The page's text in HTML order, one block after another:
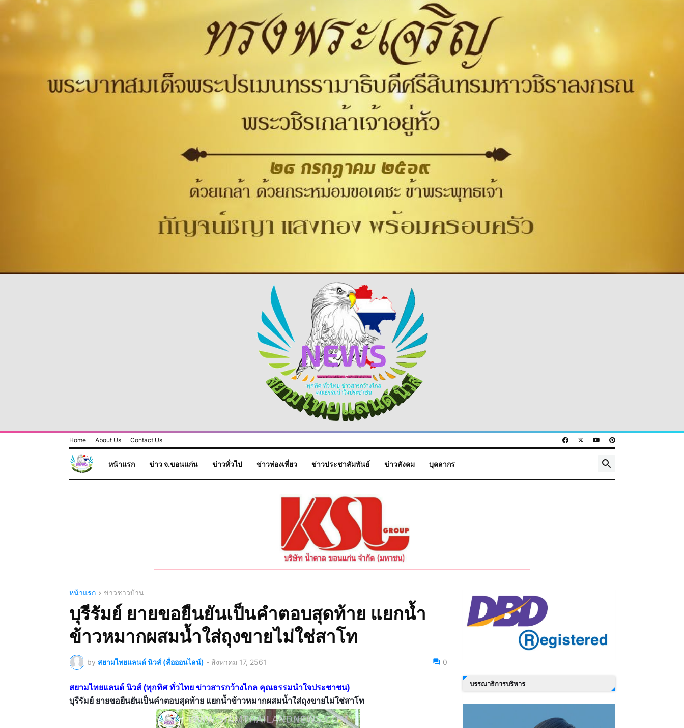
Home About Us Contact Us
หน้าแรก ข่าว จ.ขอนแก่น ข่าวทั่วไป ข่าวท่องเที่ยว ข่าวประชาสัมพันธ์ ข่าวสังคม บุคลากร
หน้าแรก ข่าวชาวบ้าน
บุรีรัมย์ ยายขอยืนยันเป็นคำตอบสุดท้าย แยกน้ำ
ข้าวหมากผสมน้ำใส่ถุงขายไม่ใช่สาโท
by สยามไทยแลนด์ นิวส์ (สื่อออนไลน์) - สิงหาคม 17, 2561 0
สยามไทยแลนด์ นิวส์ (ทุกทิศ ทั่วไทย ข่าวสารกว้างไกล คุณธรรมนำใจประชาชน)
บุรีรัมย์ ยายขอยืนยันเป็นคำตอบสุดท้าย แยกน้ำข้าวหมากผสมน้ำใส่ถุงขายไม่ใช่สาโท
บรรณาธิการบริหาร